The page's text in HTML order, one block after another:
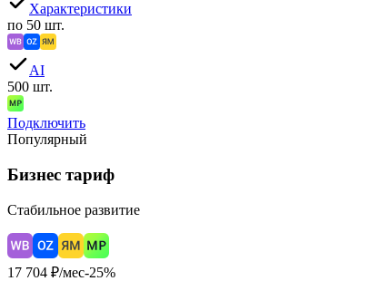
Характеристики
по 50 шт.
AI
500 шт.
Подключить
Популярный
Бизнес тариф
Стабильное развитие
17 704 ₽/мес-25%